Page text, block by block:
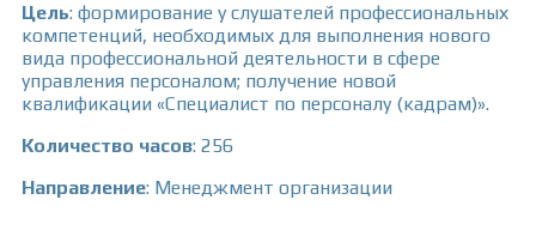
Цель: формирование у слушателей профессиональных
компетенций, необходимых для выполнения нового
вида профессиональной деятельности в сфере
управления персоналом; получение новой
квалификации «Специалист по персоналу (кадрам)».
Количество часов: 256
Направление: Менеджмент организации